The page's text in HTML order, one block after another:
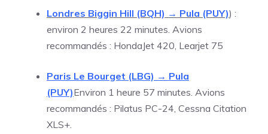
Londres Biggin Hill (BQH) → Pula (PUY)) :
environ 2 heures 22 minutes. Avions
recommandés : HondaJet 420, Learjet 75
Paris Le Bourget (LBG) → Pula
(PUY)Environ 1 heure 57 minutes. Avions
recommandés : Pilatus PC-24, Cessna Citation
XLS+.